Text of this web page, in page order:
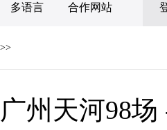
多语言 合作网站
>>
广州天河98